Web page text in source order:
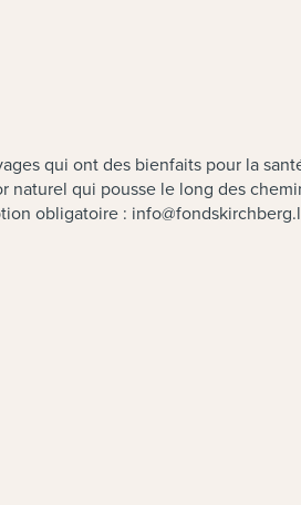
qui ont des bienfaits pour la
qui pousse le long des
obligatoire :